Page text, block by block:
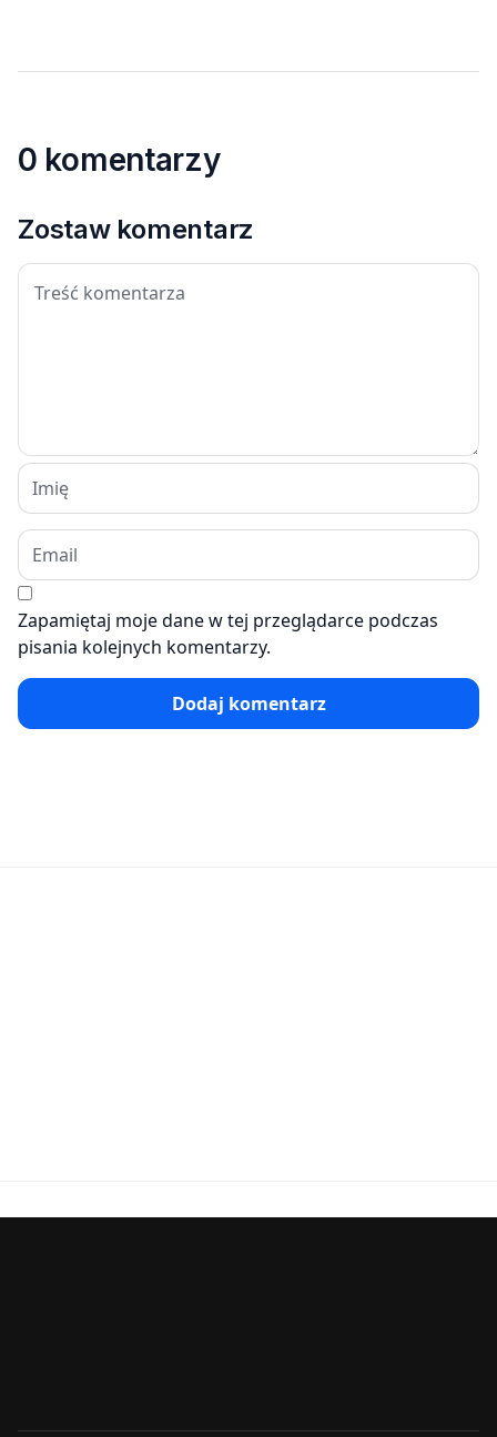
0 komentarzy
Zostaw komentarz
Zapamiętaj moje dane w tej przeglądarce podczas
pisania kolejnych komentarzy.
Dodaj komentarz